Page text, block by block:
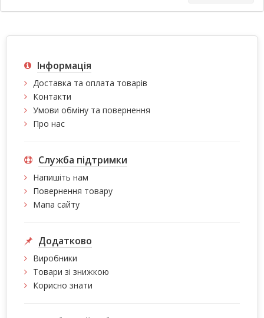
Інформація
Доставка та оплата товарів
Контакти
Умови обміну та повернення
Про нас
Служба підтримки
Напишіть нам
Повернення товару
Мапа сайту
Додатково
Виробники
Товари зі знижкою
Корисно знати